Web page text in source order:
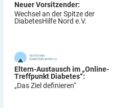
Neuer Vorsitzender:
Wechsel an der Spitze der
DiabetesHilfe Nord e.V.
Eltern-Austausch im „Online-
Treffpunkt Diabetes“:
„Das Ziel definieren“